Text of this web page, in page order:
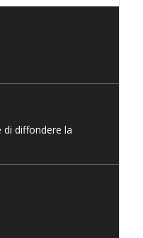
diffondere la